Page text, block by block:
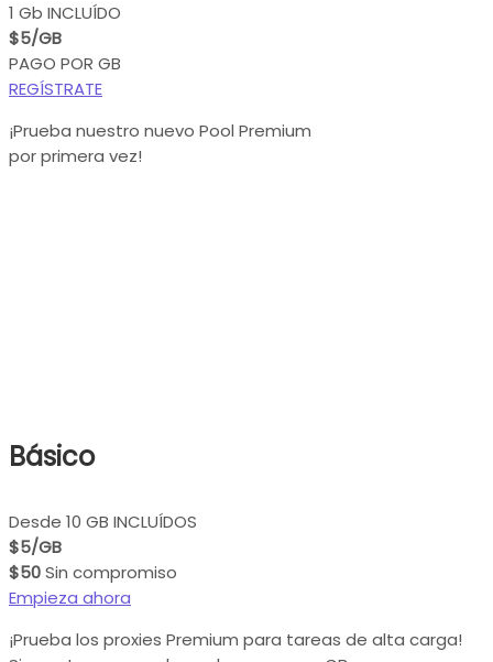
1 Gb INCLUÍDO
$5/GB
PAGO POR GB
REGÍSTRATE
¡Prueba nuestro nuevo Pool Premium
por primera vez!
Básico
Desde 10 GB INCLUÍDOS
$5/GB
$50Sin compromiso
Empieza ahora
¡Prueba los proxies Premium para tareas de alta carga!